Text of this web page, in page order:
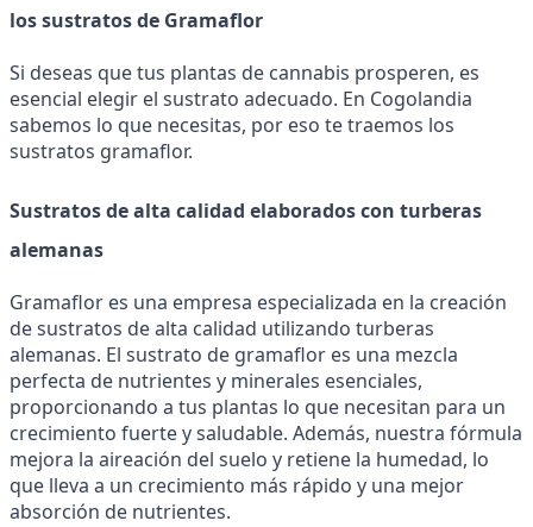
los sustratos de Gramaflor
Si deseas que tus plantas de cannabis prosperen, es
esencial elegir el sustrato adecuado. En Cogolandia
sabemos lo que necesitas, por eso te traemos los
sustratos gramaflor.
Sustratos de alta calidad elaborados con turberas
alemanas
Gramaflor es una empresa especializada en la creación
de sustratos de alta calidad utilizando turberas
alemanas. El sustrato de gramaflor es una mezcla
perfecta de nutrientes y minerales esenciales,
proporcionando a tus plantas lo que necesitan para un
crecimiento fuerte y saludable. Además, nuestra fórmula
mejora la aireación del suelo y retiene la humedad, lo
que lleva a un crecimiento más rápido y una mejor
absorción de nutrientes.